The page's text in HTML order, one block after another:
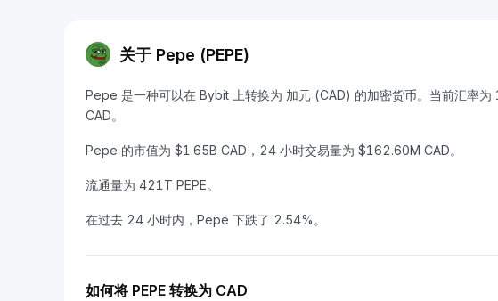
关于 Pepe (PEPE)
Pepe 是一种可以在 Bybit 上转换为 加元 (CAD) 的加密货币。当前汇
CAD。
Pepe 的市值为 $1.65B CAD，24 小时交易量为 $162.60M CAD。
流通量为 421T PEPE。
在过去 24 小时内，Pepe 下跌了 2.54%。
如何将 PEPE 转换为 CAD